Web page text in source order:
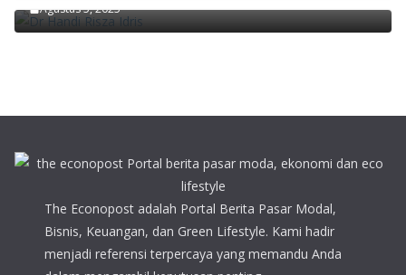
Agustus 5, 2025
The Econopost adalah Portal Berita Pasar Modal,
Bisnis, Keuangan, dan Green Lifestyle. Kami hadir
menjadi referensi terpercaya yang memandu Anda